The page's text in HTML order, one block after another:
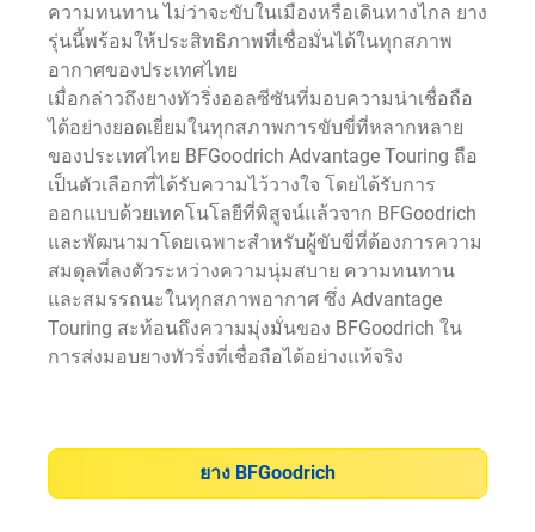
ความทนทาน ไม่ว่าจะขับในเมืองหรือเดินทางไกล ยาง
รุ่นนี้พร้อมให้ประสิทธิภาพที่เชื่อมั่นได้ในทุกสภาพ
อากาศของประเทศไทย
เมื่อกล่าวถึงยางทัวริ่งออลซีซันที่มอบความน่าเชื่อถือ
ได้อย่างยอดเยี่ยมในทุกสภาพการขับขี่ที่หลากหลาย
ของประเทศไทย BFGoodrich Advantage Touring ถือ
เป็นตัวเลือกที่ได้รับความไว้วางใจ โดยได้รับการ
ออกแบบด้วยเทคโนโลยีที่พิสูจน์แล้วจาก BFGoodrich
และพัฒนามาโดยเฉพาะสำหรับผู้ขับขี่ที่ต้องการความ
สมดุลที่ลงตัวระหว่างความนุ่มสบาย ความทนทาน
และสมรรถนะในทุกสภาพอากาศ ซึ่ง Advantage
Touring สะท้อนถึงความมุ่งมั่นของ BFGoodrich ใน
การส่งมอบยางทัวริ่งที่เชื่อถือได้อย่างแท้จริง
ยาง BFGoodrich